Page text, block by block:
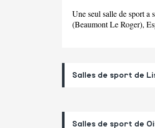
Une seul salle de sport a
(Beaumont Le Roger),
Salles de sport de
Salles de sport de